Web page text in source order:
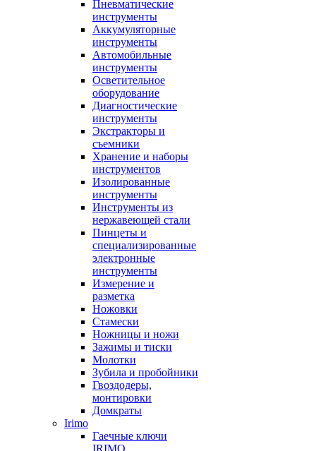
Пневматические
инструменты
Аккумуляторные
инструменты
Автомобильные
инструменты
Осветительное
оборудование
Диагностические
инструменты
Экстракторы и
съемники
Хранение и наборы
инструментов
Изолированные
инструменты
Инструменты из
нержавеющей стали
Пинцеты и
специализированные
электронные
инструменты
Измерение и
разметка
Ножовки
Стамески
Ножницы и ножи
Зажимы и тиски
Молотки
Зубила и пробойники
Гвоздодеры,
монтировки
Домкраты
Irimo
Гаечные ключи
IRIMO